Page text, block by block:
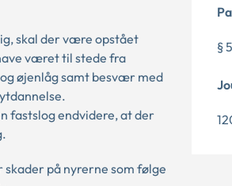
skal der være opstået
været til stede fra
øjenlåg samt besvær med
fastslog endvidere, at der
på nyrerne som følge
§